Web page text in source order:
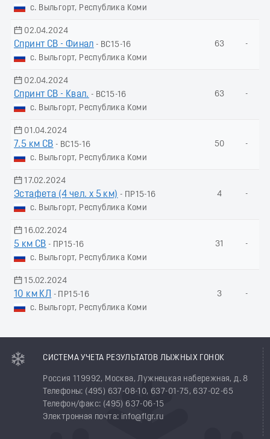
с. Выльгорт, Республика Коми
02.04.2024
Спринт СВ - Финал - ВС15-16
с. Выльгорт, Республика Коми
63 -
02.04.2024
Спринт СВ - Квал. - ВС15-16
с. Выльгорт, Республика Коми
63 -
01.04.2024
7.5 км СВ - ВС15-16
с. Выльгорт, Республика Коми
50 -
17.02.2024
Эстафета (4 чел. х 5 км) - ПР15-16
с. Выльгорт, Республика Коми
4 -
16.02.2024
5 км СВ - ПР15-16
с. Выльгорт, Республика Коми
31 -
15.02.2024
10 км КЛ
- ПР15-16
с. Выльгорт, Республика Коми
3 -
СИСТЕМА УЧЕТА РЕЗУЛЬТАТОВ ЛЫЖНЫХ ГОНОК
Россия 119992, Москва, Лужнецкая набережная, д. 8
Телефоны: (495) 637-08-10, 637-01-75, 637-02-65
Телефон/факс: (495) 637-06-15
Электронная почта: info@flgr.ru